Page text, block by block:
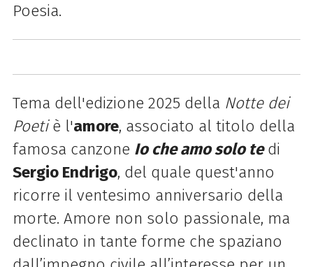
Poesia.
Tema dell'edizione 2025 della Notte dei
Poetiè l'amore, associato al titolo della
famosa canzone Io che amo solo tedi
Sergio Endrigo, del quale quest'anno
ricorre il ventesimo anniversario della
morte. Amore non solo passionale, ma
declinato in tante forme che spaziano